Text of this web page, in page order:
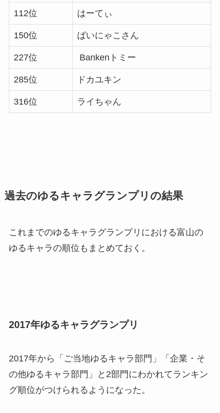
112位 はーてぃ
150位 ばいにゃこさん
227位 Bankenトミー
285位 ドカユキン
316位 ライちゃん
過去のゆるキャラグランプリの結果
これまでのゆるキャラグランプリにおける富山の
ゆるキャラの順位もまとめておく。
2017年ゆるキャラグランプリ
2017年から「ご当地ゆるキャラ部門」「企業・そ
の他ゆるキャラ部門」と2部門にわかれてランキン
グ順位がつけられるようになった。